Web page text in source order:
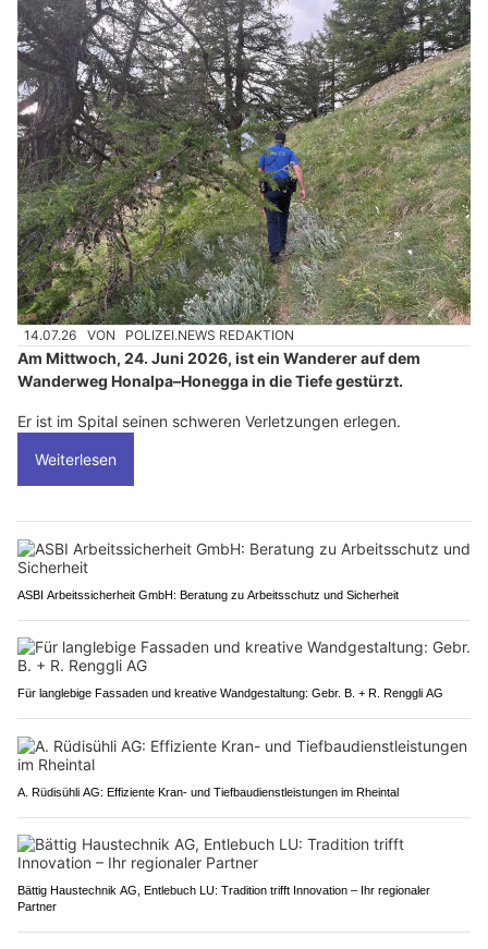
14.07.26 VON POLIZEI.NEWS REDAKTION
Am Mittwoch, 24. Juni 2026, ist ein Wanderer auf dem
Wanderweg Honalpa–Honegga in die Tiefe gestürzt.
Er ist im Spital seinen schweren Verletzungen erlegen.
Weiterlesen
ASBI Arbeitssicherheit GmbH: Beratung zu Arbeitsschutz und Sicherheit
Für langlebige Fassaden und kreative Wandgestaltung: Gebr. B. + R. Renggli AG
A. Rüdisühli AG: Effiziente Kran- und Tiefbaudienstleistungen im Rheintal
Bättig Haustechnik AG, Entlebuch LU: Tradition trifft Innovation – Ihr regionaler
Partner